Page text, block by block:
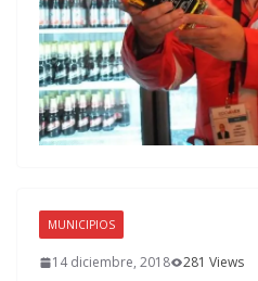
MUNICIPIOS
14 diciembre, 2018 281 Views